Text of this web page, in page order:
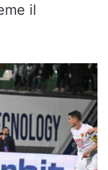
il